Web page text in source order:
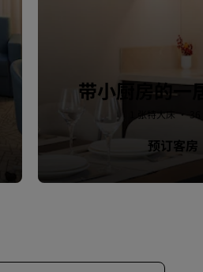
带小厨房的一
1 张特大床 ·
预订客房